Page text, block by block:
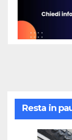
Resta in